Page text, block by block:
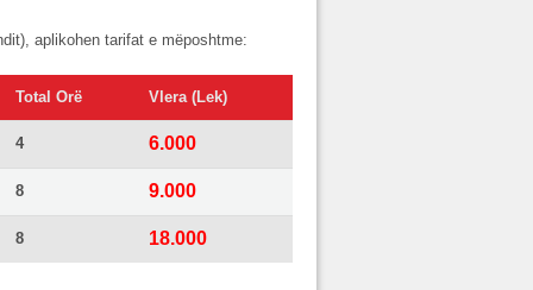
aplikohen tarifat e mëposhtme:
Total Orë Vlera (Lek)
4 6.000
8 9.000
8 18.000